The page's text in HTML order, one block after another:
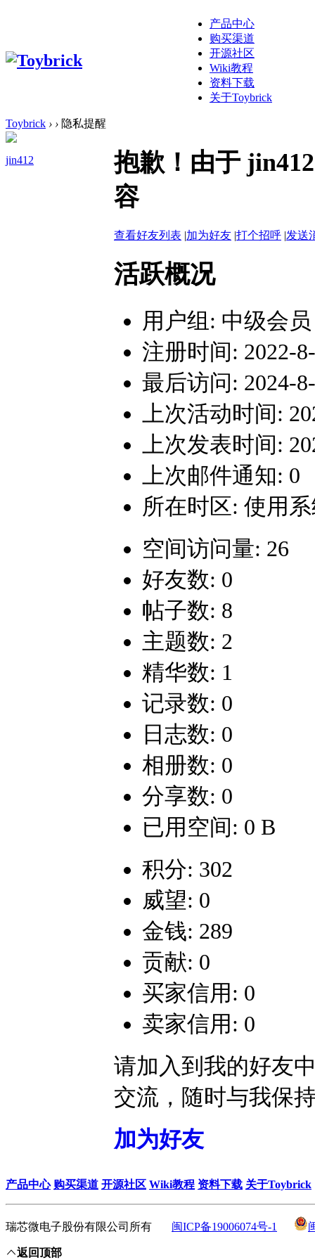
产品中心
购买渠道
开源社区
Wiki教程
资料下载
关于Toybrick
Toybrick › › 隐私提醒
jin412
抱歉！由于
容
查看好友列表 |加为好友 |打个招呼 |发送
活跃概况
用户组: 中级会员
注册时间: 2022-
最后访问: 2024-
上次活动时间:
上次发表时间:
上次邮件通知: 0
所在时区: 使用
空间访问量: 26
好友数: 0
帖子数: 8
主题数: 2
精华数: 1
记录数: 0
日志数: 0
相册数: 0
分享数: 0
已用空间: 0 B
积分: 302
威望: 0
金钱: 289
贡献: 0
买家信用: 0
卖家信用: 0
请加入到我的好友
交流，随时与我保
加为好友
产品中心 购买渠道 开源社区 Wiki教程 资料下载 关于Toybrick
瑞芯微电子股份有限公司所有 闽ICP备19006074号-1
返回顶部